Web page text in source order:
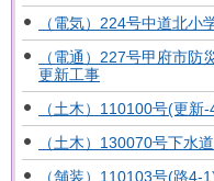
（電気）224号中道北小
（電通）227号甲府市防
更新工事
（土木）110100号(更新
（土木）130070号下水
（舗装）110103号(路4-